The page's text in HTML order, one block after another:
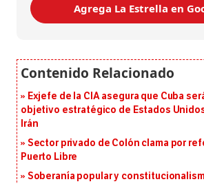
Agrega La Estrella en
Exjefe de la CIA asegura que Cuba
objetivo estratégico de Estados
Irán
Sector privado de Colón clama por
Puerto Libre
Soberanía popular y